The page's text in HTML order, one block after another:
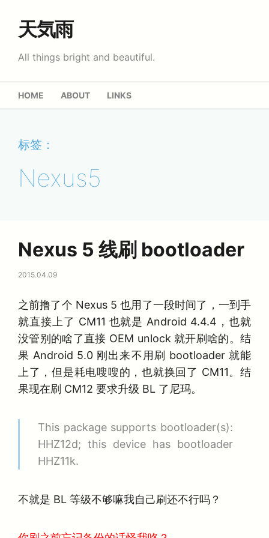
天気雨
All things bright and beautiful.
HOME ABOUT LINKS
标签：
Nexus5
Nexus 5 线刷 bootloader
2015.04.09
之前撸了个 Nexus 5 也用了一段时间了，一到手
就直接上了 CM11 也就是 Android 4.4.4，也就
没管别的啥了直接 OEM unlock 就开刷啥的。结
果 Android 5.0 刚出来不用刷 bootloader 就能
上了，但是耗电嗖嗖的，也就换回了 CM11。结
果现在刷 CM12 要求升级 BL 了尼玛。
This package supports bootloader(s):
HHZ12d; this device has bootloader
HHZ11k.
不就是 BL 等级不够嘛我自己刷还不行吗？